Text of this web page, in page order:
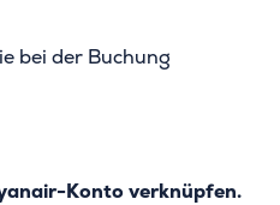
bei der Buchung
Konto verknüpfen.